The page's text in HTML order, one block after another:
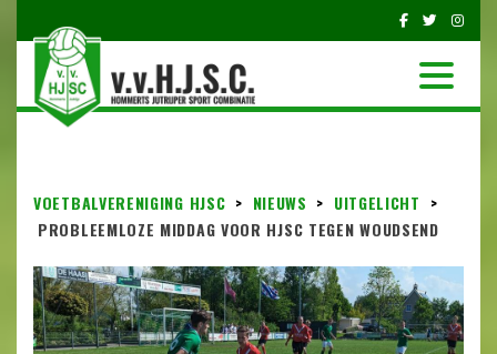
VOETBALVERENIGING HJSC > NIEUWS > UITGELICHT >
PROBLEEMLOZE MIDDAG VOOR HJSC TEGEN WOUDSEND